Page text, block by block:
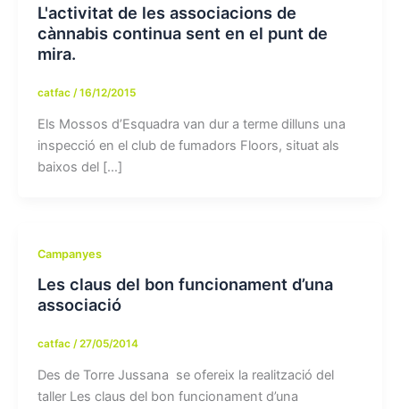
L'activitat de les associacions de
cànnabis continua sent en el punt de
mira.
catfac /16/12/2015
Els Mossos d’Esquadra van dur a terme dilluns una
inspecció en el club de fumadors Floors, situat als
baixos del […]
Campanyes
Les claus del bon funcionament d’una
associació
catfac /27/05/2014
Des de Torre Jussana se ofereix la realització del
taller Les claus del bon funcionament d’una